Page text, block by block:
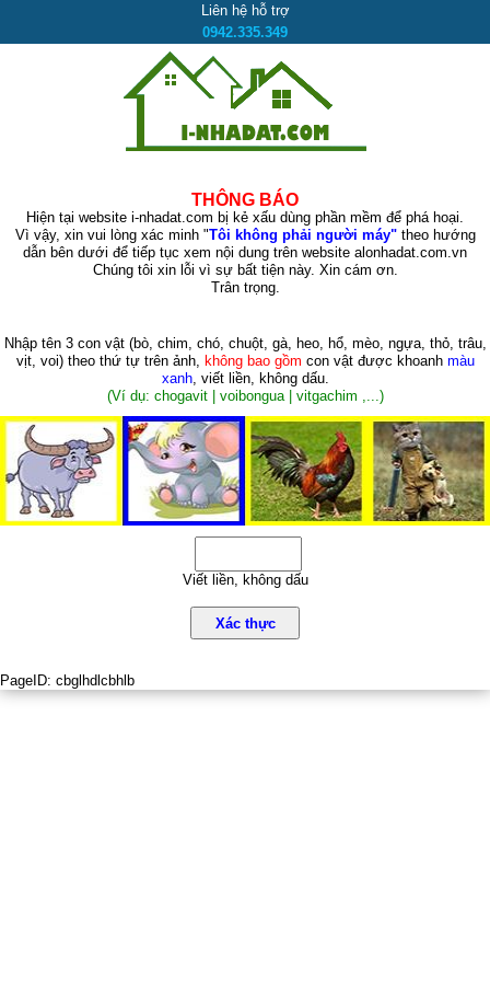
Liên hệ hỗ trợ
0942.335.349
THÔNG BÁO
Hiện tại website i-nhadat.com bị kẻ xấu dùng phần mềm để phá hoại.
Vì vậy, xin vui lòng xác minh "Tôi không phải người máy"theo hướng
dẫn bên dưới để tiếp tục xem nội dung trên website alonhadat.com.vn
Chúng tôi xin lỗi vì sự bất tiện này. Xin cám ơn.
Trân trọng.
Nhập tên 3 con vật (bò, chim, chó, chuột, gà, heo, hổ, mèo, ngựa, thỏ, trâu,
vịt, voi)theo thứ tự trên ảnh, không bao gồm con vật được khoanh màu
xanh, viết liền, không dấu.
(Ví dụ: chogavit | voibongua | vitgachim ,...)
Viết liền, không dấu
Xác thực
PageID: cbglhdlcbhlb